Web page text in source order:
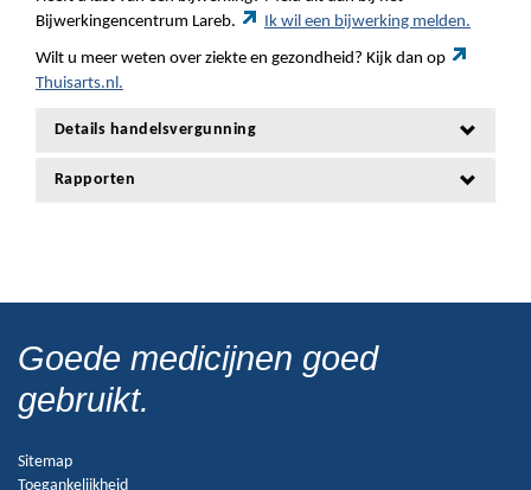
Bijwerkingencentrum Lareb.
Ik wil een bijwerking melden.
Wilt u meer weten over ziekte en gezondheid? Kijk dan op
Thuisarts.nl.
Details handelsvergunning
Rapporten
Goede medicijnen goed
gebruikt.
Sitemap
Toegankelijkheid